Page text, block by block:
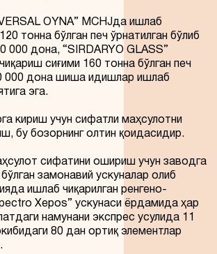
OYNA” MCHJда ишлаб
тонна бўлган печ ўрнатилган бўлиб
000 дона, “SIRDARYO GLASS”
сиғими 160 тонна бўлган печ
000 дона шиша идишлар ишлаб
эга.
кириш учун сифатли маҳсулотни
бу бозорнинг олтин қоидасидир.
сифатини ошириш учун заводга
замонавий ускуналар олиб
ишлаб чиқарилган ренгено-
Xepos” ускунаси ёрдамида ҳар
намунани экспрес усулида 11
80 дан ортиқ элементлар